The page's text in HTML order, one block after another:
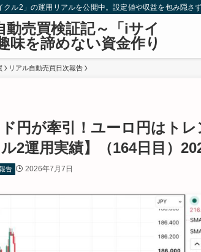
ル2」の運用リアルを公開中。設定値や収益を包み隠さず
動売買検証記～「iサイ
味を諦めない資金作り
リアル自動売買日次報告
円が牽引！ユーロ円はト
2運用実績】（164日目）
告 2026年7月7日